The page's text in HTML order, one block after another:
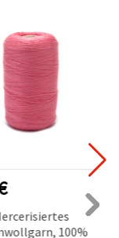
100%